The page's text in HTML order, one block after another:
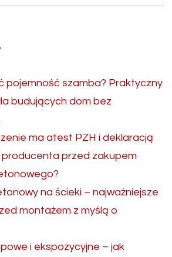
pojemność szamba? Praktyczny
budujących dom bez
ma atest PZH i deklaracją
przed zakupem
na ścieki – najważniejsze
montażem z myślą o
i ekspozycyjne – jak